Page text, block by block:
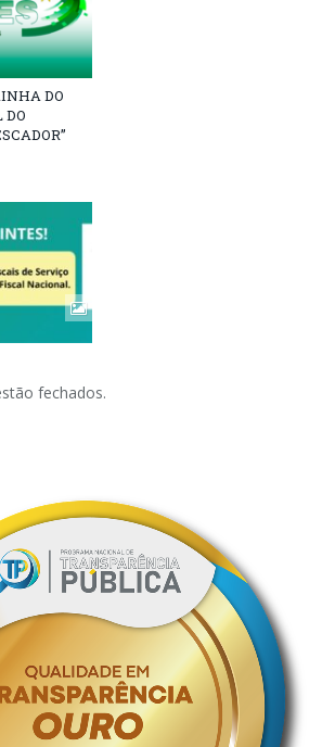
DO
fechados.